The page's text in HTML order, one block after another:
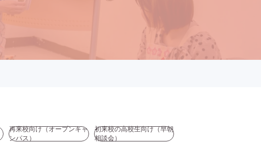
再来校向け（オープンキャ
ンパス）
初来校の高校生向け（早朝
相談会）